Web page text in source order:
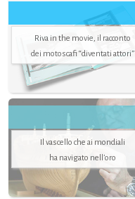
Riva in the movie, il racconto
dei motoscafi “diventati attori”
Il vascello che ai mondiali
ha navigato nell’oro